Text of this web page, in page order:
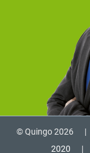
© Quingo 2026 |
2020
|